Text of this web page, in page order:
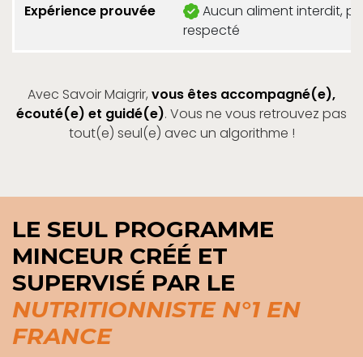
Expérience prouvée
Aucun aliment interdit,
respecté
Avec Savoir Maigrir, vous êtes accompagné(e),
écouté(e) et guidé(e). Vous ne vous retrouvez pas
tout(e) seul(e) avec un algorithme !
LE SEUL PROGRAMME
MINCEUR CRÉÉ ET
SUPERVISÉ PAR LE
NUTRITIONNISTE N°1 EN
FRANCE